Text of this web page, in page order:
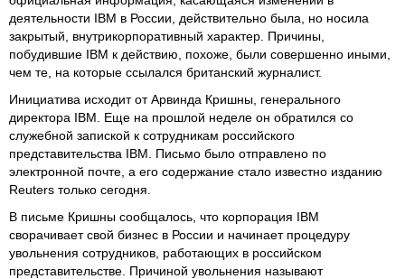
деятельности IBM в России, действительно была, но носила
закрытый, внутрикорпоративный характер. Причины,
побудившие IBM к действию, похоже, были совершенно иными,
чем те, на которые ссылался британский журналист.
Инициатива исходит от Арвинда Кришны, генерального
директора IBM. Еще на прошлой неделе он обратился со
служебной запиской к сотрудникам российского
представительства IBM. Письмо было отправлено по
электронной почте, а его содержание стало известно изданию
Reuters только сегодня.
В письме Кришны сообщалось, что корпорация IBM
сворачивает свой бизнес в России и начинает процедуру
увольнения сотрудников, работающих в российском
представительстве. Причиной увольнения называют